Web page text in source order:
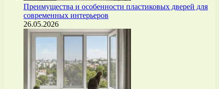
Преимущества и особенности пластиковых дверей для
современных интерьеров
26.05.2026